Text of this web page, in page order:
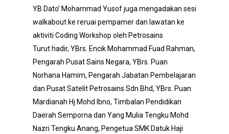
YB Dato’ Mohammad Yusof juga mengadakan sesi
walkabout ke reruai pempamer dan lawatan ke
aktiviti Coding Workshop oleh Petrosains
Turut hadir, YBrs. Encik Mohammad Fuad Rahman,
Pengarah Pusat Sains Negara, YBrs. Puan
Norhana Hamim, Pengarah Jabatan Pembelajaran
dan Pusat Satelit Petrosains Sdn Bhd, YBrs. Puan
Mardianah Hj Mohd Ibno, Timbalan Pendidikan
Daerah Semporna dan Yang Mulia Tengku Mohd
Nazri Tengku Anang, Pengetua SMK Datuk Haji